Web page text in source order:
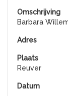
Barbara
Reuver